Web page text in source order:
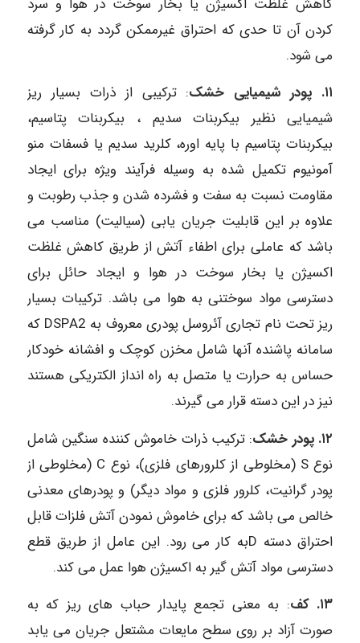
کردن آن تا حدی که احتراق غیرممکن گردد به کار گرفته
می شود.
۱۱. پودر شیمیایی خشک
: ترکیبی از ذرات بسیار ریز
شیمیایی نظیر بیکربنات سدیم ، بیکربنات پتاسیم،
بیکربنات پتاسیم با پایه اوره، کلرید سدیم یا فسفات منو
آمونیوم تکمیل شده به وسیله فرآیند ویژه برای ایجاد
مقاومت نسبت به سفت و فشرده شدن و جذب رطوبت و
علاوه بر این قابلیت جریان یابی (سیالیت) مناسب می
باشد که عاملی برای اطفاء آتش از طریق کاهش غلظت
اکسیژن یا بخار سوخت در هوا و ایجاد حائل برای
دسترسی مواد سوختنی به هوا می باشد. ترکیبات بسیار
ریز تحت نام تجاری آئروسل پودری معروف به DSPA2 که
سامانه پاشنده آنها شامل مخزن کوچک و افشانه خودکار
حساس به حرارت یا متصل به راه انداز الکتریکی هستند
نیز در این دسته قرار می گیرند.
۱۲. پودر خشک
: ترکیب ذرات خاموش کننده سنگین شامل
نوع S (مخلوطی از کلرورهای فلزی)، نوع C (مخلوطی از
پودر گرانیت، کلرور فلزی و مواد دیگر) و پودرهای معدنی
خالص می باشد که برای خاموش نمودن آتش فلزات قابل
احتراق دسته Dبه کار می رود. این عامل از طریق قطع
دسترسی مواد آتش گیر به اکسیژن هوا عمل می کند.
۱۳. کف
: به معنی تجمع پایدار حباب های ریز که به
صورت آزاد بر روی سطح مایعات مشتعل جریان می یابد